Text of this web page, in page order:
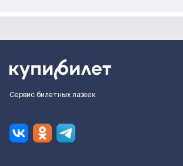
Сервис билетных лазеек